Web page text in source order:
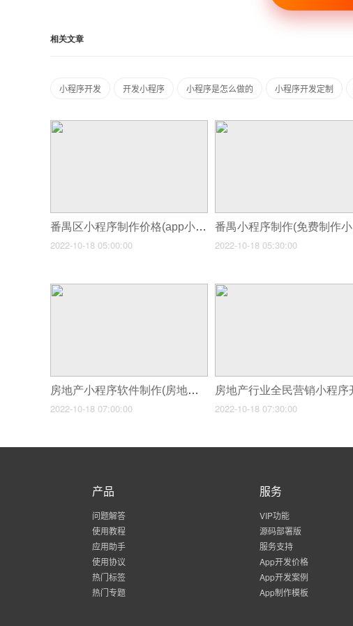
相关文章
小程序开发 开发小程序 小程序是怎么做的 小程序开发定制
番禺区小程序制作价格(app小程序制作费用)
2022-10-18 05:00:00 2022-10-18 05:30:00
房地产小程序软件制作(房地产小程序开发专业程序搭建)
2022-10-18 07:00:00 2022-10-18 07:30:00
产品
问题解答
使用教程
应用助手
使用协议
热门标签
热门专题
服务
VIP功能
源码部署版
服务支持
App开发价格
App开发案例
App制作模板